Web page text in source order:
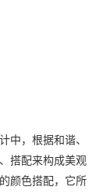
中，根据和谐、
搭配来构成美观
颜色搭配，它所